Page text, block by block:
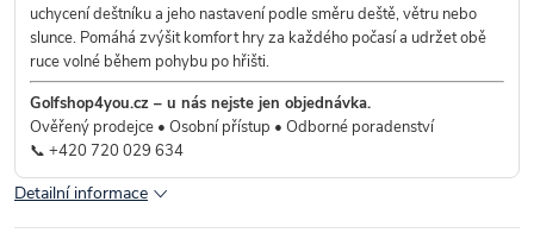
uchycení deštníku a jeho nastavení podle směru deště, větru nebo
slunce. Pomáhá zvýšit komfort hry za každého počasí a udržet obě
ruce volné během pohybu po hřišti.
Golfshop4you.cz – u nás nejste jen objednávka.
Ověřený prodejce • Osobní přístup • Odborné poradenství
📞 +420 720 029 634
Detailní informace